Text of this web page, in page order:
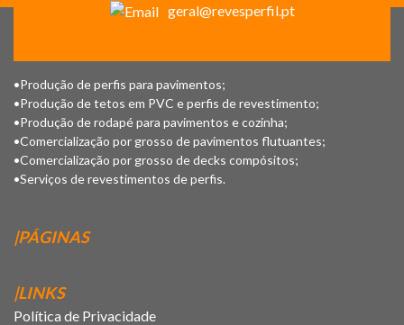
geral@revesperfil.pt
•Produção de perfis para pavimentos;
•Produção de tetos em PVC e perfis de revestimento;
•Produção de rodapé para pavimentos e cozinha;
•Comercialização por grosso de pavimentos flutuantes;
•Comercialização por grosso de decks compósitos;
•Serviços de revestimentos de perfis.
|PÁGINAS
|LINKS
Política de Privacidade